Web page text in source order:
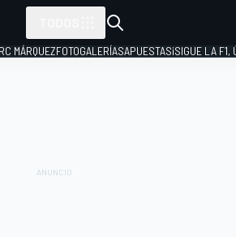
MÁRQUEZFOTOGALERÍASAPUESTAS¡SIGUE LA F1,